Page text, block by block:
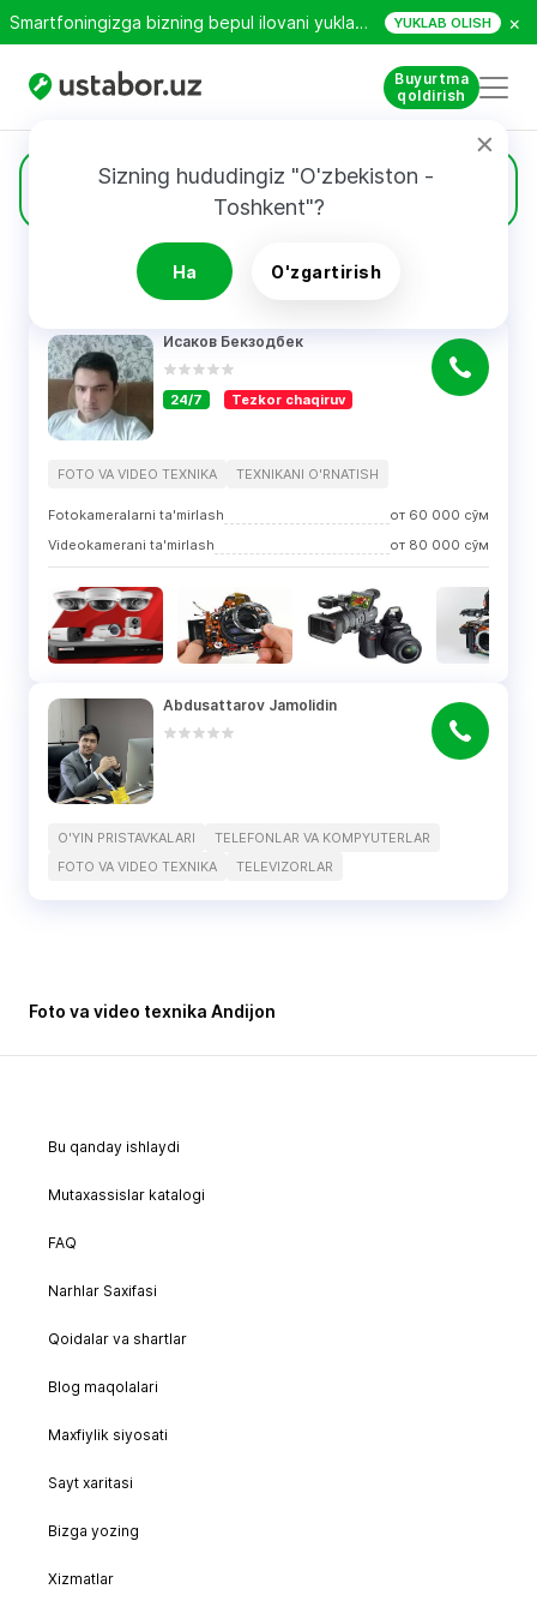
Smartfoningizga bizning bepul ilovani yuklab oling! YUKLAB OLISH ×
Buyurtma
qoldirish
Sizning hududingiz "O'zbekiston -
Toshkent"?
Ha O'zgartirish
Foto va video texnika
QIDIRUV NATIJALARI
Исаков Бекзодбек
24/7 Tezkor chaqiruv
FOTO VA VIDEO TEXNIKA TEXNIKANI O'RNATISH
Fotokameralarni ta'mirlash от 60 000 сўм
Videokamerani ta'mirlash
от 80 000 сўм
Abdusattarov Jamolidin
O'YIN PRISTAVKALARI
TELEFONLAR VA KOMPYUTERLAR
FOTO VA VIDEO TEXNIKA
TELEVIZORLAR
Foto va video texnika Andijon
Bu qanday ishlaydi
Mutaxassislar katalogi
FAQ
Narhlar Saxifasi
Qoidalar va shartlar
Blog maqolalari
Maxfiylik siyosati
Sayt xaritasi
Bizga yozing
Xizmatlar